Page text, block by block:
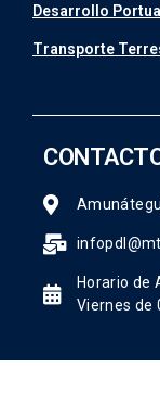
Desarrollo
Transporte
Horario de
Viernes de